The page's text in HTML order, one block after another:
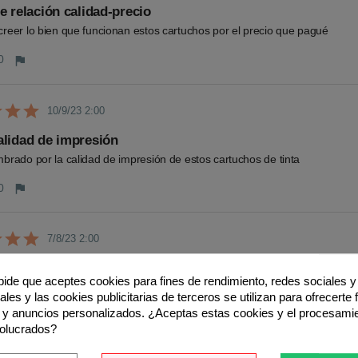
relación calidad-precio
lo bien que funcionan estos cartuchos por el precio que pagué
flag
10/9/23 2:00
de impresión
por la calidad de impresión de estos cartuchos de tinta
flag
7/8/23 2:00
significativamente mis gastos en cartuchos sin sacrificar la calidad
flag
que aceptes cookies para fines de rendimiento, redes sociales
y las cookies publicitarias de terceros se utilizan para ofrecerte
anuncios personalizados. ¿Aceptas estas cookies y el